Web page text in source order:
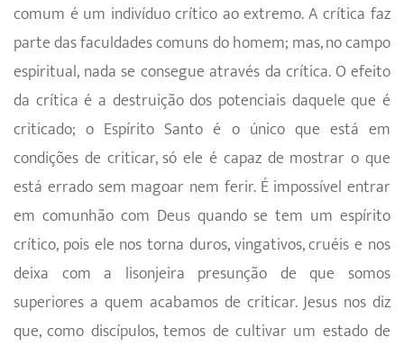
comum é um indivíduo crítico ao extremo. A crítica faz
parte das faculdades comuns do homem; mas, no campo
espiritual, nada se consegue através da crítica. O efeito
da crítica é a destruição dos potenciais daquele que é
criticado; o Espírito Santo é o único que está em
condições de criticar, só ele é capaz de mostrar o que
está errado sem magoar nem ferir. É impossível entrar
em comunhão com Deus quando se tem um espírito
crítico, pois ele nos torna duros, vingativos, cruéis e nos
deixa com a lisonjeira presunção de que somos
superiores a quem acabamos de criticar. Jesus nos diz
que, como discípulos, temos de cultivar um estado de